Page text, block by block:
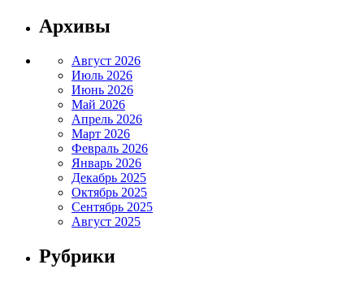
Архивы
Август 2026
Июль 2026
Июнь 2026
Май 2026
Апрель 2026
Март 2026
Февраль 2026
Январь 2026
Декабрь 2025
Октябрь 2025
Сентябрь 2025
Август 2025
Рубрики